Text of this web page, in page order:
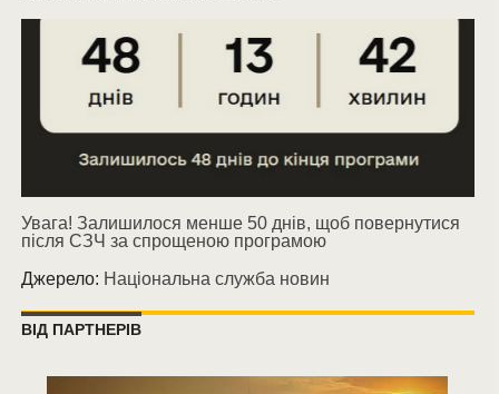
Увага! Залишилося менше 50 днів, щоб повернутися
після СЗЧ за спрощеною програмою
Джерело: Національна служба новин
ВІД ПАРТНЕРІВ